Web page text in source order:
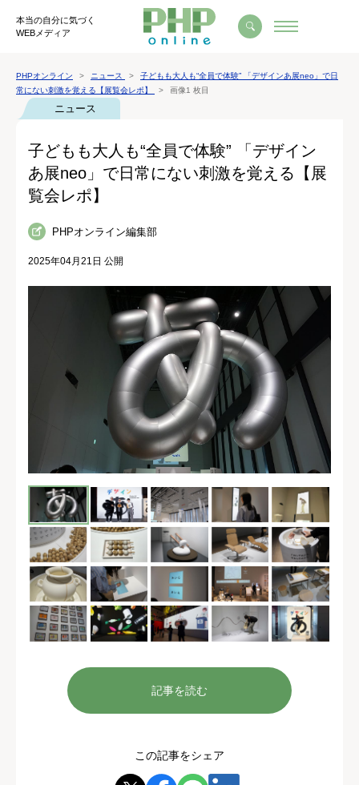
本当の自分に気づく
WEBメディア
PHPオンライン ニュース
子どもも大人も“全員で体験” 「デザインあ展neo」で日
常にない刺激を覚える【展覧会レポ】
画像1 枚目
ニュース
子どもも大人も“全員で体験” 「デザイン
あ展neo」で日常にない刺激を覚える【展
覧会レポ】
PHPオンライン編集部
2025年04月21日 公開
記事を読む
この記事をシェア